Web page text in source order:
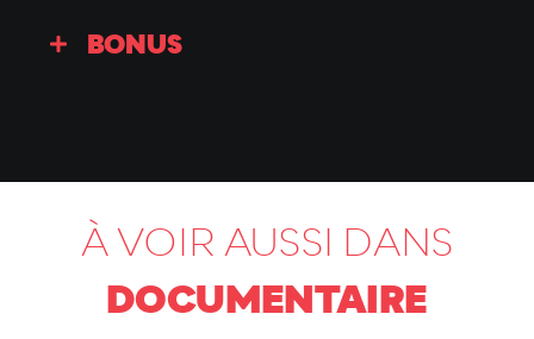
BONUS
À VOIR AUSSI DANS
DOCUMENTAIRE